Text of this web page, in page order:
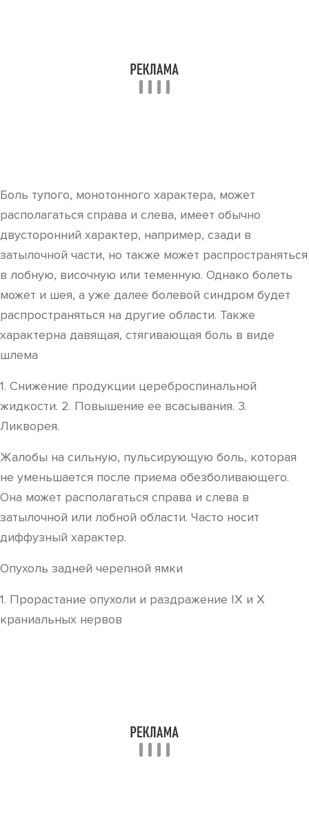
Боль тупого, монотонного характера, может
располагаться справа и слева, имеет обычно
двусторонний характер, например, сзади в
затылочной части, но также может распространяться
в лобную, височную или теменную. Однако болеть
может и шея, а уже далее болевой синдром будет
распространяться на другие области. Также
характерна давящая, стягивающая боль в виде
шлема
1. Снижение продукции цереброспинальной
жидкости. 2. Повышение ее всасывания. 3.
Ликворея.
Жалобы на сильную, пульсирующую боль, которая
не уменьшается после приема обезболивающего.
Она может располагаться справа и слева в
затылочной или лобной области. Часто носит
диффузный характер.
Опухоль задней черепной ямки
1. Прорастание опухоли и раздражение IX и X
краниальных нервов